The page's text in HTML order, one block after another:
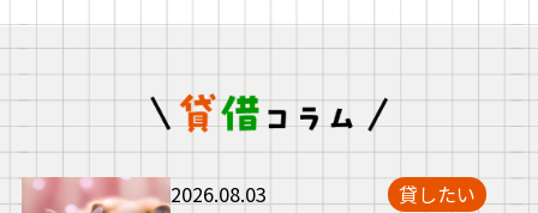
2026.08.03 貸したい